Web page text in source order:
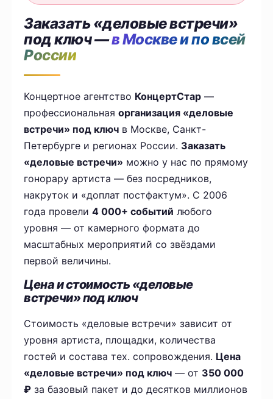
Заказать «деловые встречи»
под ключ —в Москве и по всей
России
Концертное агентство КонцертСтар —
профессиональнаяорганизация «деловые
встречи» под ключ в Москве, Санкт-
Петербурге и регионах России. Заказать
«деловые встречи» можно у нас по прямому
гонорару артиста — без посредников,
накруток и «доплат постфактум». С 2006
года провели4 000+ событий любого
уровня — от камерного формата до
масштабных мероприятий со звёздами
первой величины.
Цена и стоимость «деловые
встречи» под ключ
Стоимость «деловые встречи» зависит от
уровня артиста, площадки, количества
гостей и состава тех. сопровождения. Цена
«деловые встречи» под ключ — от 350 000
₽ за базовый пакет и до десятков миллионов